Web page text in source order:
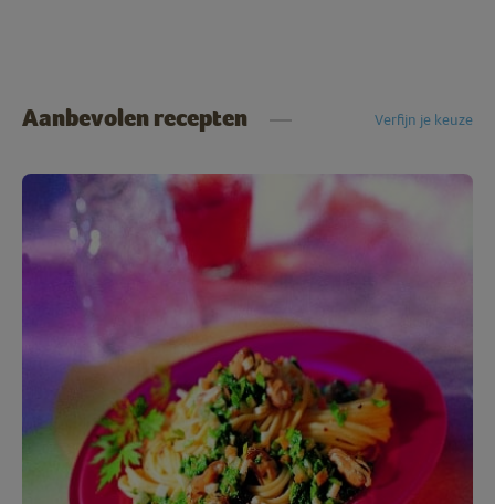
Aanbevolen recepten Verfijn je keuze